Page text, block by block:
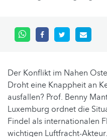
Der Konflikt im Nahen
Droht eine Knappheit an
ausfallen? Prof. Benny
Luxemburg ordnet die
Findel als internationalen
wichtigen Luftfracht-Akteur.